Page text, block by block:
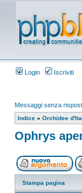
Login Iscriviti
Messaggi senza
Indice » Orchidee
Ophrys
Stampa pagina